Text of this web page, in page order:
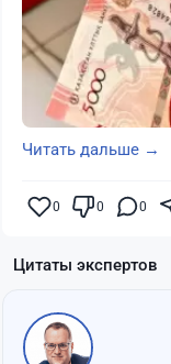
Читать дальше →
0 0 0
Цитаты экспертов